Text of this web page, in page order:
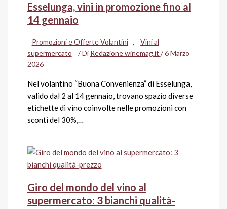
Esselunga, vini in promozione fino al
14 gennaio
Promozioni e Offerte Volantini ,
Vini al
supermercato
/ Di Redazione winemag.it /6 Marzo
2026
Nel volantino “Buona Convenienza” di Esselunga,
valido dal 2 al 14 gennaio, trovano spazio diverse
etichette di vino coinvolte nelle promozioni con
sconti del 30%,…
Giro del mondo del vino al
supermercato: 3 bianchi qualità-